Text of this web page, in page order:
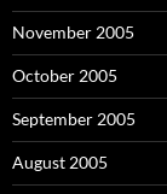
November 2005
October 2005
September 2005
August 2005